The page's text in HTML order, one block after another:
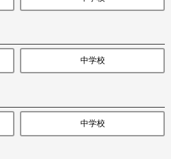
中学校
中学校